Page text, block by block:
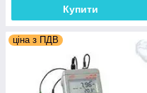
Купити
ціна з ПДВ